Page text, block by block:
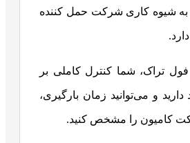
به شیوه کاری شرکت حمل کننده
تراک، شما کنترل کاملی بر
و می‌توانید زمان بارگیری،
کامیون را مشخص کنید.